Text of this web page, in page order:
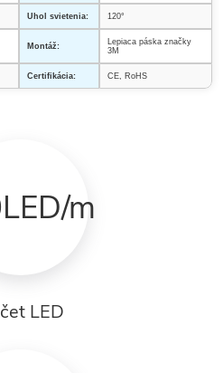
Uhol svietenia: 120°
Montáž:
Lepiaca páska značky
3M
Certifikácia: CE, RoHS
m
LED